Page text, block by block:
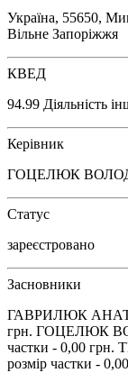
Україна, 55650,
Вільне Запоріжжя
КВЕД
94.99 Діяльність
Керівник
ГОЦЕЛЮК
Статус
зареєстровано
Засновники
ГАВРИЛЮК
грн. ГОЦЕЛЮК
частки - 0,00
розмір частки -